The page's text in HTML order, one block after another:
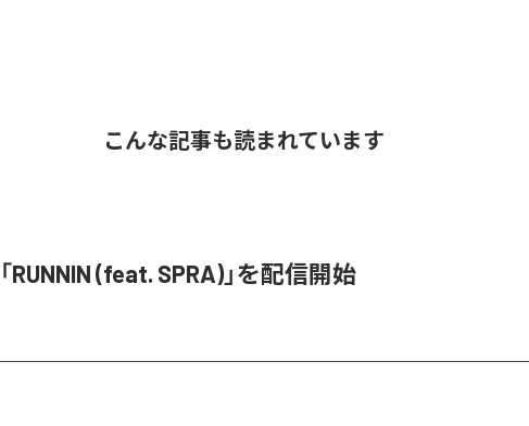
こんな記事も読まれています
RUNNIN (feat. SPRA)」を配信開始